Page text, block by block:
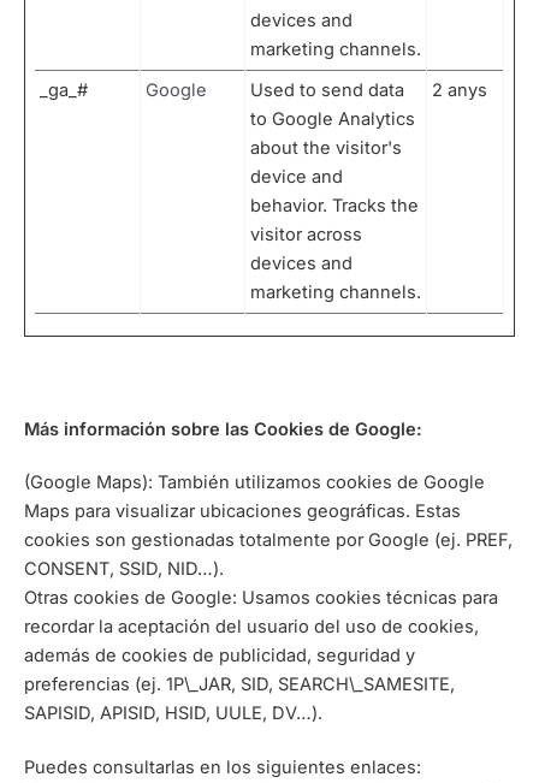
devices and
marketing channels.
_ga_#
Google
Used to send data
to Google Analytics
about the visitor's
device and
behavior. Tracks the
visitor across
devices and
marketing channels.
2 anys
Más información sobre las Cookies de Google:
(Google Maps): También utilizamos cookies de Google
Maps para visualizar ubicaciones geográficas. Estas
cookies son gestionadas totalmente por Google (ej. PREF,
CONSENT, SSID, NID…).
Otras cookies de Google: Usamos cookies técnicas para
recordar la aceptación del usuario del uso de cookies,
además de cookies de publicidad, seguridad y
preferencias (ej. 1P\_JAR, SID, SEARCH\_SAMESITE,
SAPISID, APISID, HSID, UULE, DV…).
Puedes consultarlas en los siguientes enlaces: